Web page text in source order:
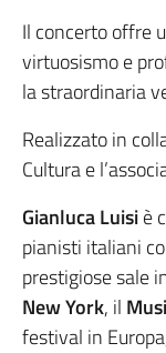
Il concerto offre
virtuosismo e
la straordinaria
Realizzato in
Cultura e
Gianluca Luisiè
pianisti italiani
prestigiose sale
New York, il
festival in